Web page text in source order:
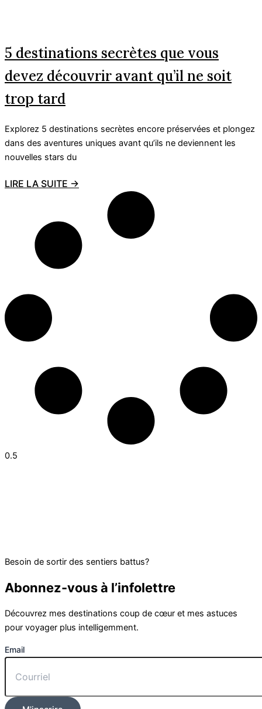
5 destinations secrètes que vous
devez découvrir avant qu’il ne soit
trop tard
Explorez 5 destinations secrètes encore préservées et plongez
dans des aventures uniques avant qu’ils ne deviennent les
nouvelles stars du
LIRE LA SUITE →
Besoin de sortir des sentiers battus?
Abonnez-vous à l’infolettre
Découvrez mes destinations coup de cœur et mes astuces
pour voyager plus intelligemment.
Email